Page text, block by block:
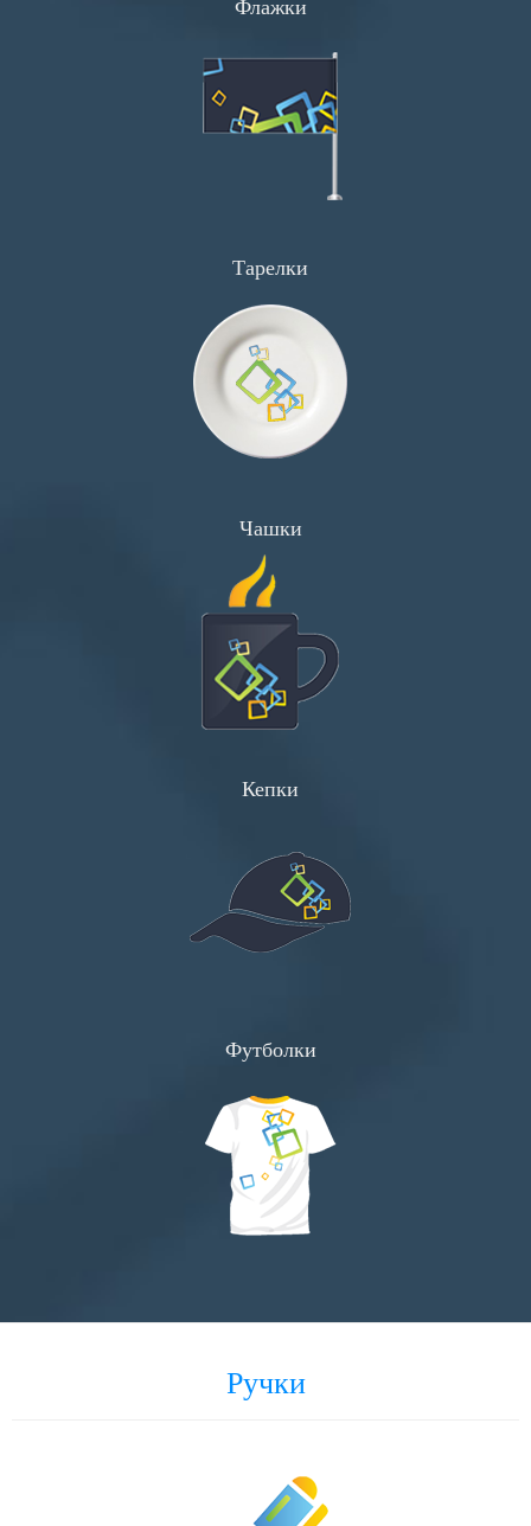
Флаеры
Визитки
Буклеты
Хенгеры
Визитки
Флаеры
Календари
Конверты
Флажки
Тарелки
Чашки
Кепки
Футболки
Ручки